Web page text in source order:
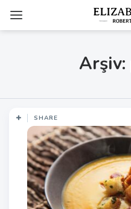
Arşiv:
SHARE